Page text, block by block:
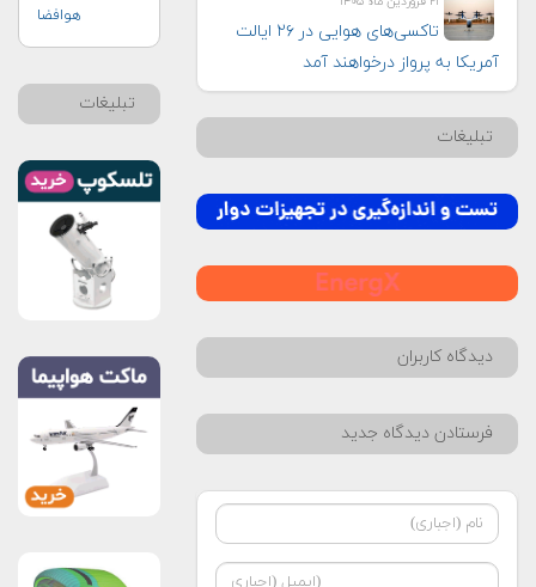
تاکسی‌های هوایی در ۲۶ ایالت
آمریکا به پرواز درخواهند آمد
تبلیغات
دیدگاه کاربران
فرستادن دیدگاه جدید
هوافضا
تبلیغات